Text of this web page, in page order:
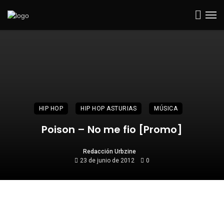
HIP HOP HIP HOP ASTURIAS MÚSICA
Poison – No me fio [Promo]
Redacción Urbzine
23 de junio de 2012
0